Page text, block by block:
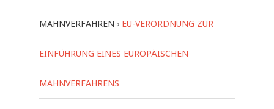
MAHNVERFAHREN › EU-VERORDNUNG ZUR
EINFÜHRUNG EINES EUROPÄISCHEN
MAHNVERFAHRENS